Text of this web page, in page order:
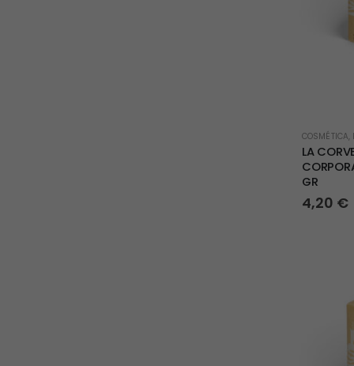
COSMÉTICA
LA
GR
4,20 €